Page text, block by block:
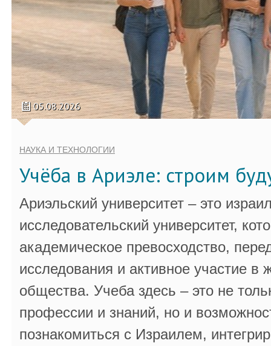
05.08.2026
НАУКА И ТЕХНОЛОГИИ
Учёба в Ариэле: строим
Ариэльский университет – это
исследовательский университет,
академическое превосходство,
исследования и активное участие в
общества. Учеба здесь – это не
профессии и знаний, но и
познакомиться с Израилем,